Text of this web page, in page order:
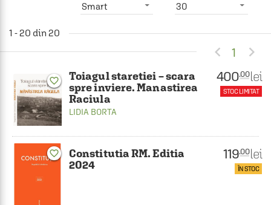
30
Smart
1 - 20 din 20
 1 
favorite_border
Toiagul staretiei – scara
spre inviere. Manastirea
Raciula
LIDIA BORTA
400.00 lei
STOC LIMITAT
favorite_border
Constitutia RM. Editia
2024
119.00 lei
ÎN STOC